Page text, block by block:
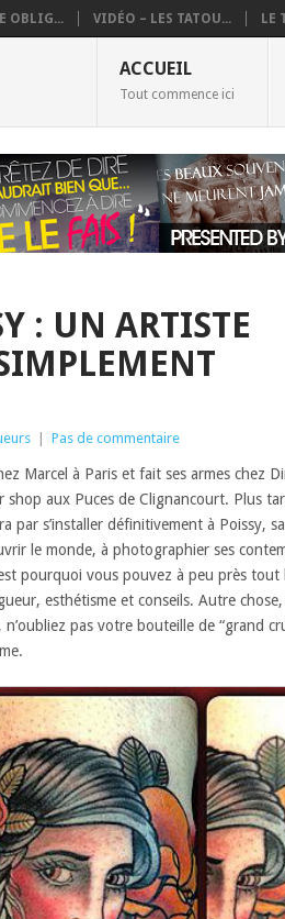
OBLIG... VIDÉO – LES TATOU... LE
ACCUEIL
Tout commence ici
: UN ARTISTE
Pas de commentaire
Marcel à Paris et fait ses armes chez
shop aux Puces de Clignancourt. Plus
par s’installer définitivement à Poissy,
le monde, à photographier ses
pourquoi vous pouvez à peu près tout
esthétisme et conseils. Autre chose,
pas votre bouteille de “grand